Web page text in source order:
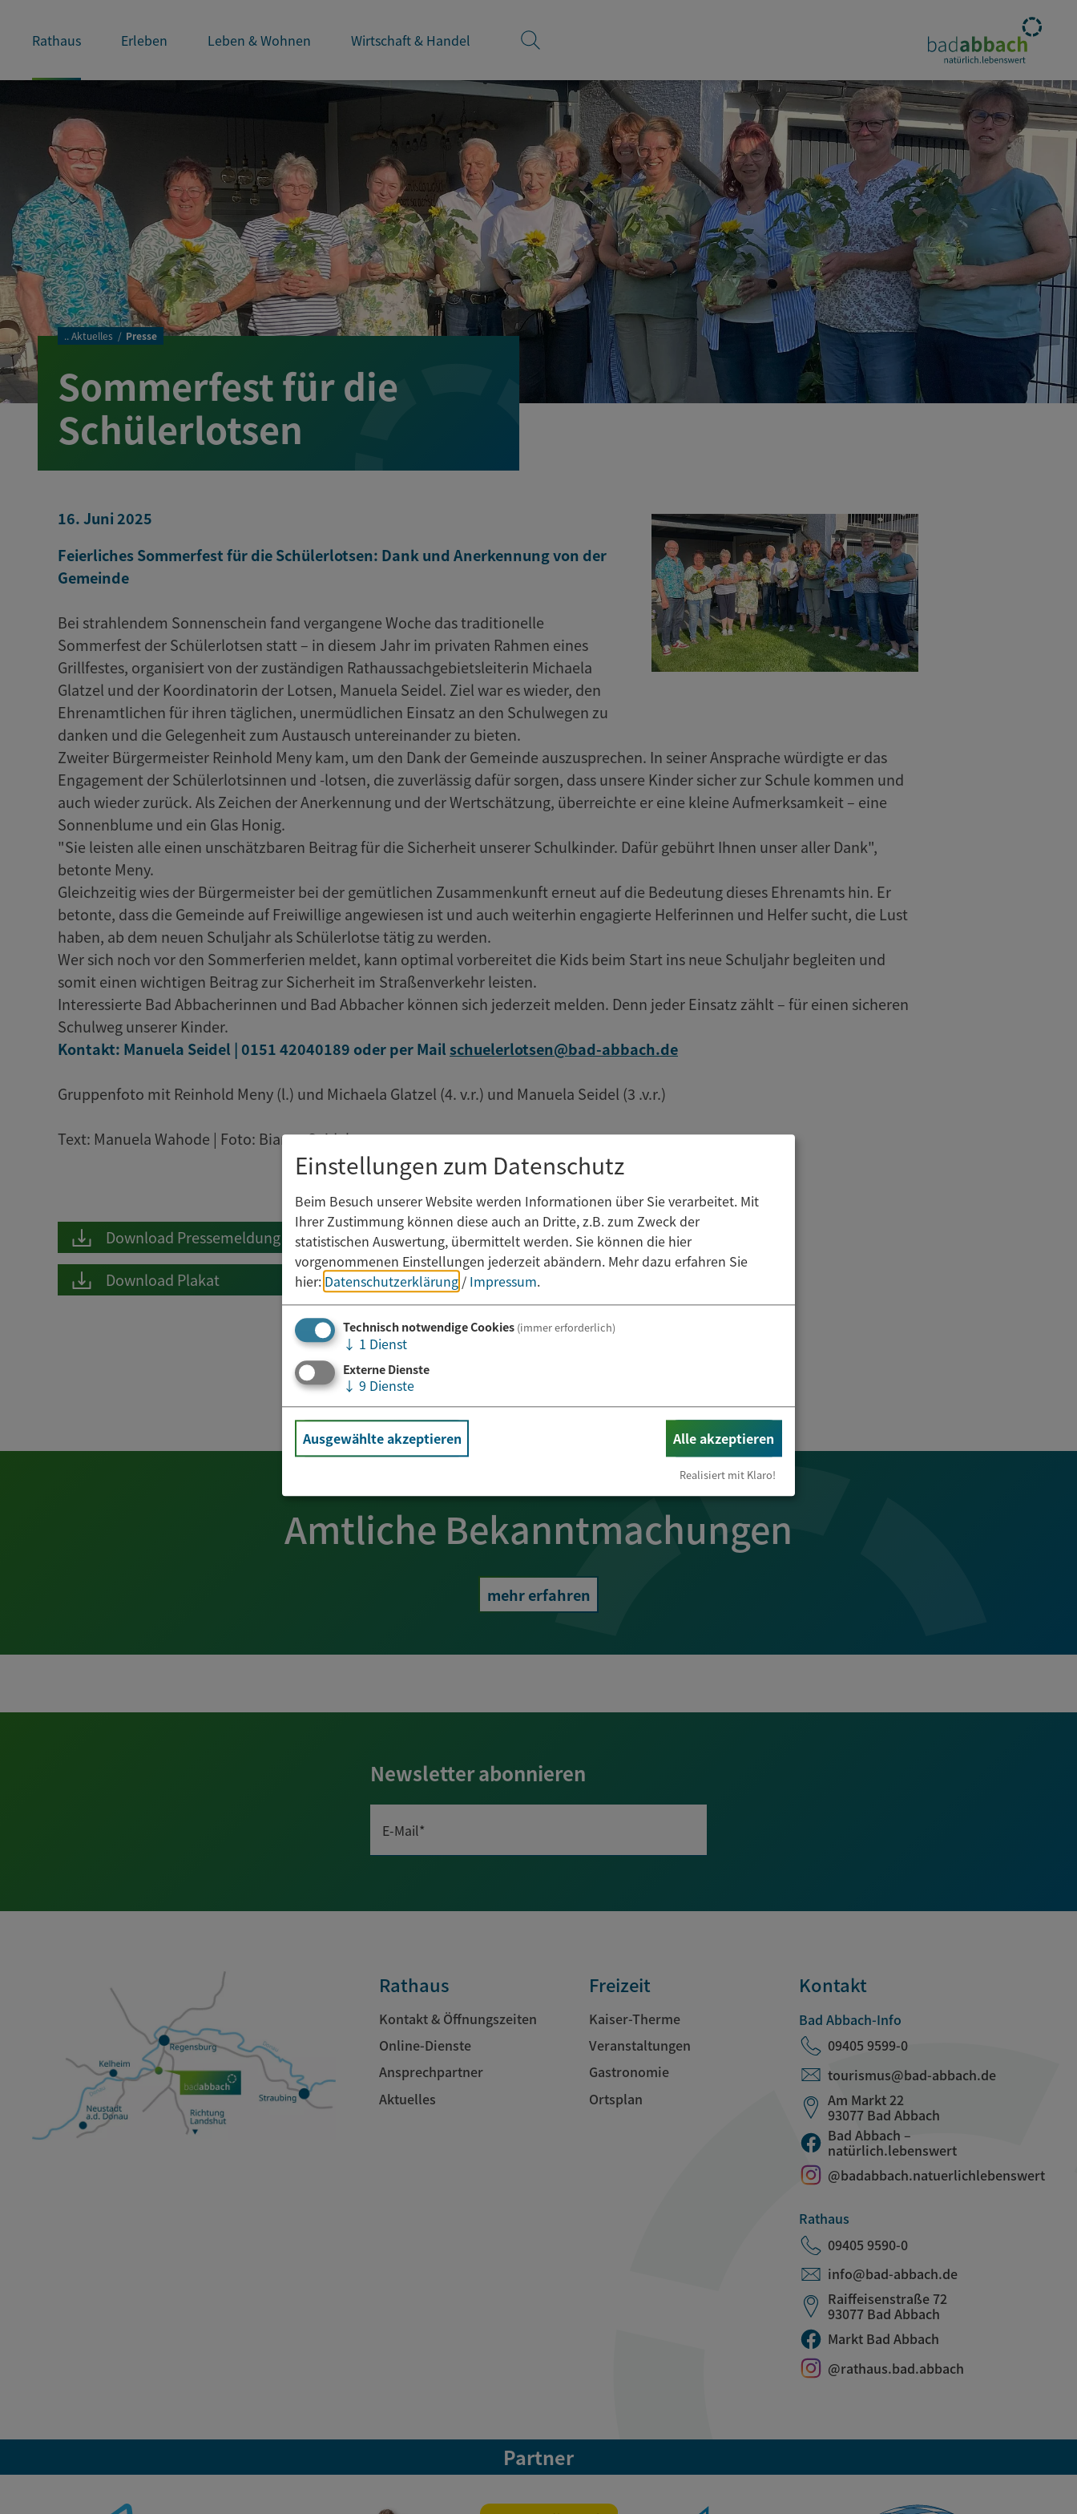
Rathaus Erleben Leben & Wohnen Wirtschaft & Handel
.. Aktuelles Presse
Sommerfest für die
Schülerlotsen
16. Juni 2025
Feierliches Sommerfest für die Schülerlotsen: Dank und Anerkennung von der
Gemeinde
Bei strahlendem Sonnenschein fand vergangene Woche das traditionelle
Sommerfest der Schülerlotsen statt – in diesem Jahr im privaten Rahmen eines
Grillfestes, organisiert von der zuständigen Rathaussachgebietsleiterin Michaela
Glatzel und der Koordinatorin der Lotsen, Manuela Seidel. Ziel war es wieder, den
Ehrenamtlichen für ihren täglichen, unermüdlichen Einsatz an den Schulwegen zu
danken und die Gelegenheit zum Austausch untereinander zu bieten.
Zweiter Bürgermeister Reinhold Meny kam, um den Dank der Gemeinde auszusprechen. In seiner Ansprache würdigte er das
Engagement der Schülerlotsinnen und -lotsen, die zuverlässig dafür sorgen, dass unsere Kinder sicher zur Schule kommen und
auch wieder zurück. Als Zeichen der Anerkennung und der Wertschätzung, überreichte er eine kleine Aufmerksamkeit – eine
Sonnenblume und ein Glas Honig.
"Sie leisten alle einen unschätzbaren Beitrag für die Sicherheit unserer Schulkinder. Dafür gebührt Ihnen unser aller Dank",
betonte Meny.
Gleichzeitig wies der Bürgermeister bei der gemütlichen Zusammenkunft erneut auf die Bedeutung dieses Ehrenamts hin. Er
betonte, dass die Gemeinde auf Freiwillige angewiesen ist und auch weiterhin engagierte Helferinnen und Helfer sucht, die Lust
haben, ab dem neuen Schuljahr als Schülerlotse tätig zu werden.
Wer sich noch vor den Sommerferien meldet, kann optimal vorbereitet die Kids beim Start ins neue Schuljahr begleiten und
somit einen wichtigen Beitrag zur Sicherheit im Straßenverkehr leisten.
Interessierte Bad Abbacherinnen und Bad Abbacher können sich jederzeit melden. Denn jeder Einsatz zählt – für einen sicheren
Schulweg unserer Kinder.
Kontakt: Manuela Seidel | 0151 42040189 oder per Mailschuelerlotsen@bad-abbach.de
Gruppenfoto mit Reinhold Meny (l.) und Michaela Glatzel (4. v.r.) und Manuela Seidel (3 .v.r.)
Text: Manuela Wahode | Foto: Bianca Seidel
Download Pressemeldung
Download Plakat
Amtliche Bekanntmachungen
mehr erfahren
Newsletter abonnieren
E-Mail*
Rathaus
Kontakt & Öffnungszeiten
Online-Dienste
Ansprechpartner
Aktuelles
Freizeit
Kaiser-Therme
Veranstaltungen
Gastronomie
Ortsplan
Kontakt
Bad Abbach-Info
09405 9599-0
tourismus@bad-abbach.de
Am Markt 22
93077 Bad Abbach
Bad Abbach –
natürlich.lebenswert
@badabbach.natuerlichlebenswert
Rathaus
09405 9590-0
info@bad-abbach.de
Raiffeisenstraße 72
93077 Bad Abbach
Markt Bad Abbach
@rathaus.bad.abbach
Partner
Einstellungen zum Datenschutz
Beim Besuch unserer Website werden Informationen über Sie verarbeitet. Mit
Ihrer Zustimmung können diese auch an Dritte, z.B. zum Zweck der
statistischen Auswertung, übermittelt werden. Sie können die hier
vorgenommenen Einstellungen jederzeit abändern. Mehr dazu erfahren Sie
hier: Datenschutzerklärung / Impressum.
Technisch notwendige Cookies (immer erforderlich)
↓ 1 Dienst
Externe Dienste
↓ 9 Dienste
Ausgewählte akzeptieren Alle akzeptieren
Realisiert mit Klaro!